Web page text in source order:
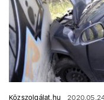
Közszolgálat.hu